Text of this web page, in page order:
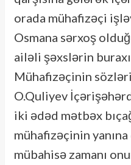
orada mühafizəçi
Osmana sərxoş
ailəli şəxslərin
Mühafizəçinin
O.Quliyev
iki ədəd mətbəx
mühafizəçinin yanına
mübahisə zamanı